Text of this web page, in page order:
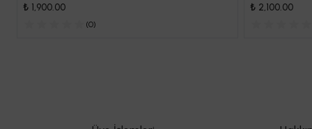
₺ 1,900.00
(0)
₺ 2,100.00